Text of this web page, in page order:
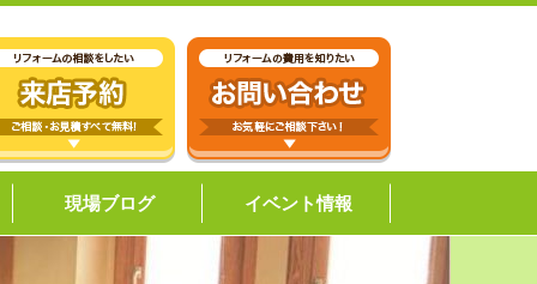
現場ブログ イベント情報